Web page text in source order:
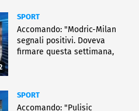
SPORT
Accomando: "Modric-Milan
segnali positivi. Doveva
firmare questa settimana,
SPORT
Accomando: "Pulisic